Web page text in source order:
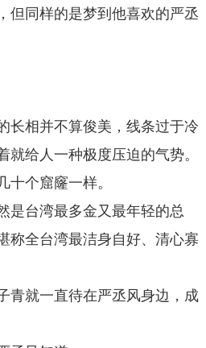
但同样的是梦到他喜欢的严丞
相并不算俊美，线条过于冷
给人一种极度压迫的气势。
个窟窿一样。
是台湾最多金又最年轻的总
称全台湾最洁身自好、清心寡
青就一直待在严丞风身边，成